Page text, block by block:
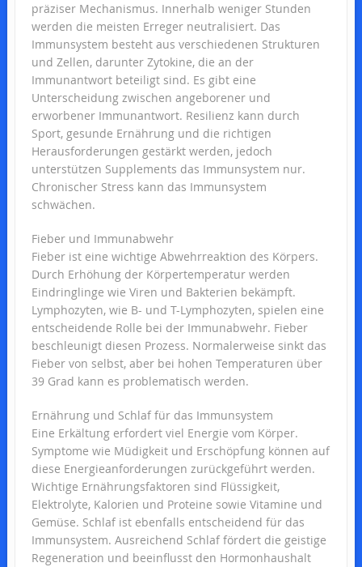
präziser Mechanismus. Innerhalb weniger Stunden
werden die meisten Erreger neutralisiert. Das
Immunsystem besteht aus verschiedenen Strukturen
und Zellen, darunter Zytokine, die an der
Immunantwort beteiligt sind. Es gibt eine
Unterscheidung zwischen angeborener und
erworbener Immunantwort. Resilienz kann durch
Sport, gesunde Ernährung und die richtigen
Herausforderungen gestärkt werden, jedoch
unterstützen Supplements das Immunsystem nur.
Chronischer Stress kann das Immunsystem
schwächen.
Fieber und Immunabwehr
Fieber ist eine wichtige Abwehrreaktion des Körpers.
Durch Erhöhung der Körpertemperatur werden
Eindringlinge wie Viren und Bakterien bekämpft.
Lymphozyten, wie B- und T-Lymphozyten, spielen eine
entscheidende Rolle bei der Immunabwehr. Fieber
beschleunigt diesen Prozess. Normalerweise sinkt das
Fieber von selbst, aber bei hohen Temperaturen über
39 Grad kann es problematisch werden.
Ernährung und Schlaf für das Immunsystem
Eine Erkältung erfordert viel Energie vom Körper.
Symptome wie Müdigkeit und Erschöpfung können auf
diese Energieanforderungen zurückgeführt werden.
Wichtige Ernährungsfaktoren sind Flüssigkeit,
Elektrolyte, Kalorien und Proteine sowie Vitamine und
Gemüse. Schlaf ist ebenfalls entscheidend für das
Immunsystem. Ausreichend Schlaf fördert die geistige
Regeneration und beeinflusst den Hormonhaushalt